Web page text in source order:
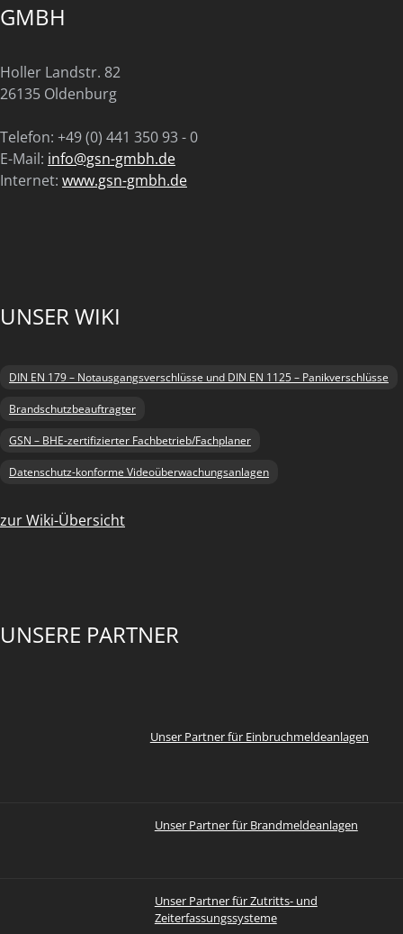
GMBH
Holler Landstr. 82
26135 Oldenburg
Telefon: +49 (0) 441 350 93 - 0
E-Mail: info@gsn-gmbh.de
Internet: www.gsn-gmbh.de
UNSER WIKI
DIN EN 179 – Notausgangsverschlüsse und DIN EN 1125 – Panikverschlüsse
Brandschutzbeauftragter
GSN – BHE-zertifizierter Fachbetrieb/Fachplaner
Datenschutz-konforme Videoüberwachungsanlagen
zur Wiki-Übersicht
UNSERE PARTNER
Unser Partner für Einbruchmeldeanlagen
Unser Partner für Brandmeldeanlagen
Unser Partner für Zutritts- und
Zeiterfassungssysteme